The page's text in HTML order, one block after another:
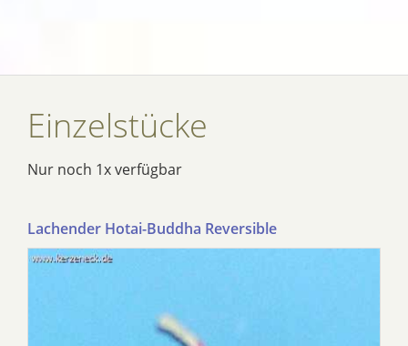
Einzelstücke
Nur noch 1x verfügbar
Lachender Hotai-Buddha Reversible